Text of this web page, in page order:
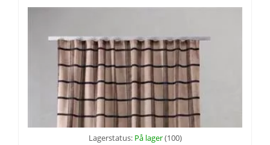
Lagerstatus: På lager(100)